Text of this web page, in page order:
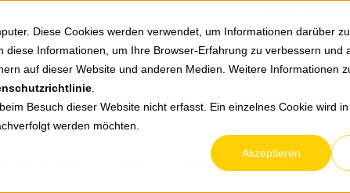
Diese Cookies werden verwendet, um Informationen darüber
Informationen, um Ihre Browser-Erfahrung zu verbessern und
auf dieser Website und anderen Medien. Weitere Informationen
Besuch dieser Website nicht erfasst. Ein einzelnes Cookie wird
werden möchten.
Akzeptieren
Service & Retouren Karriere
Karre silber